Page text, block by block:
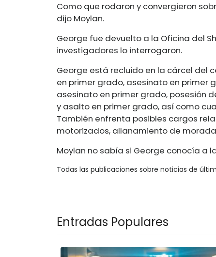
Como que rodaron y convergieron
dijo Moylan.
George fue devuelto a la Oficina del
investigadores lo interrogaron.
George está recluido en la cárcel del
en primer grado, asesinato en primer
asesinato en primer grado, posesión
y asalto en primer grado, así como
También enfrenta posibles cargos
motorizados, allanamiento de
Moylan no sabía si George conocía a
Todas las publicaciones sobre noticias de
Entradas Populares